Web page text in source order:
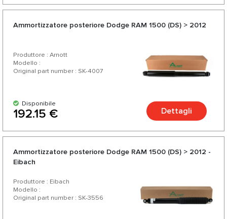
Ammortizzatore posteriore Dodge RAM 1500 (DS) > 2012
Produttore : Arnott
Modello :
Original part number : SK-4007
Disponibile
192.15 € Dettagli
Ammortizzatore posteriore Dodge RAM 1500 (DS) > 2012 -
Eibach
Produttore : Eibach
Modello :
Original part number : SK-3556